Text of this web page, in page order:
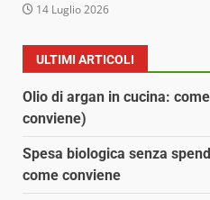
14 Luglio 2026
ULTIMI ARTICOLI
Olio di argan in cucina:
conviene)
Spesa biologica senza
come conviene